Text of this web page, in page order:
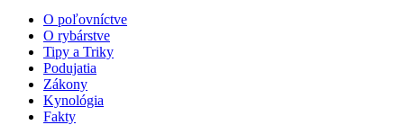
O poľovníctve
O rybárstve
Tipy a Triky
Podujatia
Zákony
Kynológia
Fakty